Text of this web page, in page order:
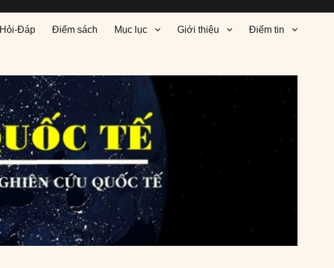
Hỏi-Đáp Điểm sách Mục lục Giới thiệu Điểm tin